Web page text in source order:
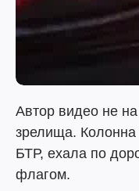
Автор видео не на
зрелища. Колонна
БТР, ехала по
флагом.